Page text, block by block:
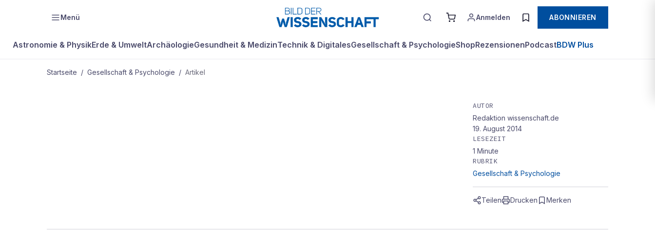
Menü Anmelden ABONNIEREN
Astronomie & PhysikErde & UmweltArchäologieGesundheit & MedizinTechnik & DigitalesGesellschaft & PsychologieShopRezensionenPodcastBDW Plus
Startseite / Gesellschaft & Psychologie / Artikel
AUTOR
Redaktion wissenschaft.de
19. August 2014
LESEZEIT
1 Minute
RUBRIK
Gesellschaft & Psychologie
Teilen Drucken Merken